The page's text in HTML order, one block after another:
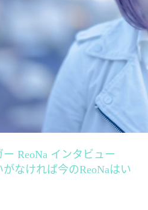
ー ReoNa インタビュー
がなければ今のReoNaはい